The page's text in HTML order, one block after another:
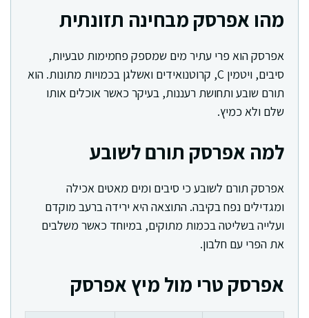
מהו אפרסק מבחינה תזונתית
אפרסק הוא פרי עתיר מים שמספק פחמימות טבעיות,
סיבים, ויטמין C, קרוטנואידים ואשלגן בכמויות מתונות. הוא
תורם שובע ותחושת רעננות, בעיקר כאשר אוכלים אותו
שלם ולא כמיץ.
למה אפרסק תורם לשובע
אפרסק תורם לשובע כי סיבים ומים מאטים אכילה
ומגדילים נפח בקיבה. התוצאה היא ירידה ברעב מוקדם
ועלייה בשליטה בכמות מתוקים, במיוחד כאשר משלבים
את הפרי עם חלבון.
אפרסק טרי מול מיץ אפרסק